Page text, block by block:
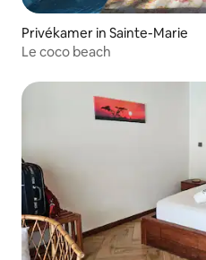
Privékamer in Sainte-Marie
Le coco beach